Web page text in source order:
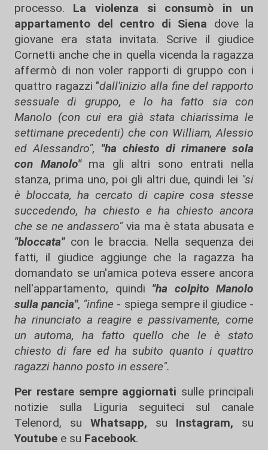
processo. La violenza si consumò in un
appartamento del centro di Siena dove la
giovane era stata invitata. Scrive il giudice
Cornetti anche che in quella vicenda la ragazza
affermò di non voler rapporti di gruppo con i
quattro ragazzi "dall'inizio alla fine del rapporto
sessuale di gruppo, e lo ha fatto sia con
Manolo (con cui era già stata chiarissima le
settimane precedenti) che con William, Alessio
ed Alessandro", "ha chiesto di rimanere sola
con Manolo" ma gli altri sono entrati nella
stanza, prima uno, poi gli altri due, quindi lei "si
è bloccata, ha cercato di capire cosa stesse
succedendo, ha chiesto e ha chiesto ancora
che se ne andassero"via ma è stata abusata e
"bloccata"con le braccia. Nella sequenza dei
fatti, il giudice aggiunge che la ragazza ha
domandato se un'amica poteva essere ancora
nell'appartamento, quindi "ha colpito Manolo
sulla pancia", "infine - spiega sempre il giudice -
ha rinunciato a reagire e passivamente, come
un automa, ha fatto quello che le è stato
chiesto di fare ed ha subito quanto i quattro
ragazzi hanno posto in essere".
Per restare sempre aggiornati sulle principali
notizie sulla Liguria seguiteci sul canale
Telenord, su
Whatsapp, su Instagram, su
Youtube e su Facebook.